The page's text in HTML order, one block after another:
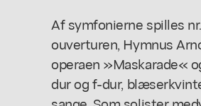
Af symfonierne spilles
ouverturen, Hymnus
operaen »Maskarade«
dur og f-dur,